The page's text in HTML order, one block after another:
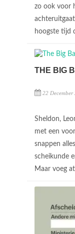
zo ook voor
hoogste tijd
THE BIG
22 December
Sheldon,
met een
snappen
scheikunde
Maar voeg